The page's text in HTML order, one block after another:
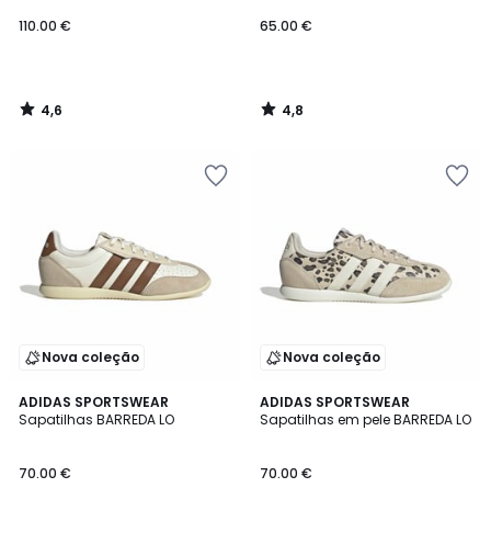
110.00 €
4,6
/
65.00 €
4,8
/
Nova coleção
ADIDAS SPORTSWEAR
Sapatilhas BARREDA LO
70.00 €
4,9
/ 5
2
Cores
Nova coleção
ADIDAS SPORTSWEAR
Sapatilhas em pele BARREDA LO
70.00 €
4,9
/ 5